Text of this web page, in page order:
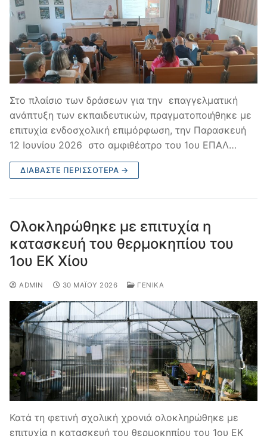
Στο πλαίσιο των δράσεων για την επαγγελματική
ανάπτυξη των εκπαιδευτικών, πραγματοποιήθηκε με
επιτυχία ενδοσχολική επιμόρφωση, την Παρασκευή
12 Ιουνίου 2026 στο αμφιθέατρο του 1ου ΕΠΑΛ…
ΔΙΑΒΆΣΤΕ ΠΕΡΙΣΣΌΤΕΡΑ →
Oλοκληρώθηκε με επιτυχία η
κατασκευή του θερμοκηπίου του
1ου ΕΚ Χίου
ADMIN 30 ΜΑΪ́ΟΥ 2026 ΓΕΝΙΚΆ
Κατά τη φετινή σχολική χρονιά ολοκληρώθηκε με
επιτυχία η κατασκευή του θερμοκηπίου του 1ου ΕΚ